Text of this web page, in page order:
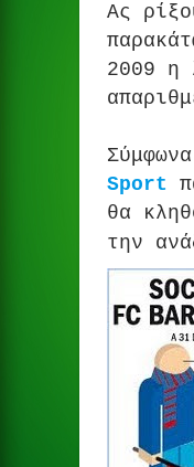
Aς
2009 η
Sport
θα
την